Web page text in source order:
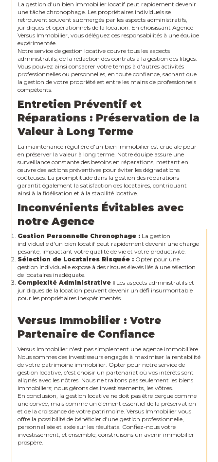
La gestion d'un bien immobilier locatif peut rapidement devenir
une tâche chronophage. Les propriétaires individuels se
retrouvent souvent submergés par les aspects administratifs,
juridiques et opérationnels de la location. En choisissant Agence
Versus Immobilier, vous déléguez ces responsabilités à une équipe
expérimentée.
Notre service de gestion locative couvre tous les aspects
administratifs, de la rédaction des contrats à la gestion des litiges.
Vous pouvez ainsi consacrer votre temps à d'autres activités
professionnelles ou personnelles, en toute confiance, sachant que
la gestion de votre propriété est entre les mains de professionnels
compétents.
Entretien Préventif et
Réparations : Préservation de la
Valeur à Long Terme
La maintenance régulière d'un bien immobilier est cruciale pour
en préserver la valeur à long terme. Notre équipe assure une
surveillance constante des besoins en réparations, mettant en
œuvre des actions préventives pour éviter les dégradations
coûteuses. La promptitude dans la gestion des réparations
garantit également la satisfaction des locataires, contribuant
ainsi à la fidélisation et à la stabilité locative.
Inconvénients Évitables avec
notre Agence
Gestion Personnelle Chronophage : La gestion
individuelle d'un bien locatif peut rapidement devenir une charge
pesante, impactant votre qualité de vie et votre productivité.
Sélection de Locataires Risquée : Opter pour une
gestion individuelle expose à des risques élevés liés à une sélection
de locataires inadéquate.
Complexité Administrative : Les aspects administratifs et
juridiques de la location peuvent devenir un défi insurmontable
pour les propriétaires inexpérimentés.
Versus Immobilier : Votre
Partenaire de Confiance
Versus Immobilier n'est pas simplement une agence immobilière.
Nous sommes des investisseurs engagés à maximiser la rentabilité
de votre patrimoine immobilier. Opter pour notre service de
gestion locative, c'est choisir un partenariat où vos intérêts sont
alignés avec les nôtres. Nous ne traitons pas seulement les biens
immobiliers; nous gérons des investissements, les vôtres.
En conclusion, la gestion locative ne doit pas être perçue comme
une corvée, mais comme un élément essentiel de la préservation
et de la croissance de votre patrimoine. Versus Immobilier vous
offre la possibilité de bénéficier d'une gestion professionnelle,
personnalisée et axée sur les résultats. Confiez-nous votre
investissement, et ensemble, construisons un avenir immobilier
prospère.